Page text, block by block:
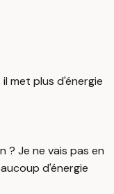
met plus d'énergie
? Je ne vais pas en
d'énergie